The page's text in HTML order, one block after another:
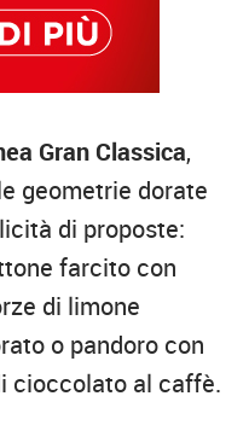
Gran Classica,
geometrie dorate
di proposte:
farcito con
di limone
o pandoro con
cioccolato al caffè.